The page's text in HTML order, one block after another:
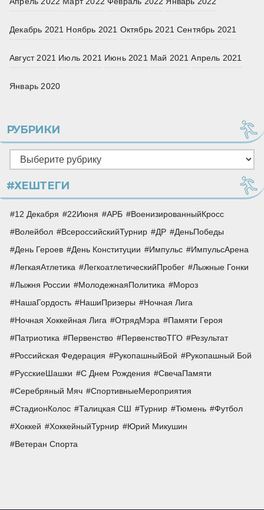
Декабрь 2021 Ноябрь 2021 Октябрь 2021 Сентябрь 2021
Август 2021 Июль 2021 Июнь 2021 Май 2021 Апрель 2021
Январь 2020
РУБРИКИ
Рубрики
#ХЕШТЕГИ
12 Декабря 22Июня АРБ
ВоенизированныйКросс
Волейбол
ВсероссийскийТурнир ДР
ДеньПобеды
День Героев
День Конституции Импульс
ИмпульсАрена
ЛегкаяАтлетика
ЛегкоатлетическийПробег
Лыжные Гонки
Лыжня России
МолодежнаяПолитика
Мороз
НашаГордость
НашиПризеры
Ночная Лига
Ночная Хоккейная Лига
ОтрядМэра
Памяти Героя
Патриотика
Первенство ПервенствоТГО
Результат
Российская Федерация
РукопашныйБой
Рукопашный Бой
РусскиеШашки
С Днем Рождения
СвечаПамяти
Серебряный Мяч
СпортивныеМероприятия
СтадионКолос
Талицкая СШ Турнир Тюмень
Футбол
Хоккей
ХоккейныйТурнир
Юрий Микушин
Ветеран Спорта